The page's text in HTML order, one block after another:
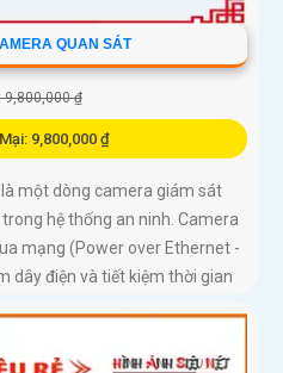
QUAN SÁT
9,800,000 ₫
9,800,000 ₫
một dòng camera giám sát
hệ thống an ninh. Camera
mạng (Power over Ethernet -
dây điện và tiết kiệm thời gian